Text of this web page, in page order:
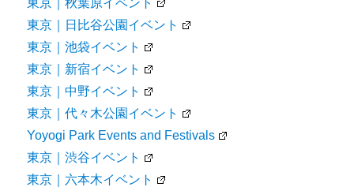
東京｜日比谷公園イベント
東京｜池袋イベント
東京｜新宿イベント
東京｜中野イベント
東京｜代々木公園イベント
Yoyogi Park Events and Festivals
東京｜渋谷イベント
東京｜六本木イベント